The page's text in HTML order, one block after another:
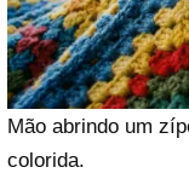
Mão abrindo um
colorida.